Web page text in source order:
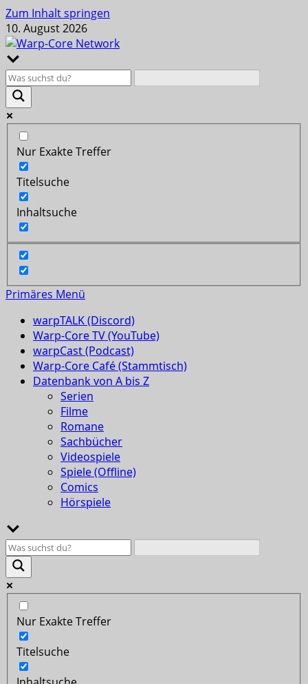
Zum Inhalt springen
10. August 2026
Nur Exakte Treffer
Titelsuche
Inhaltsuche
Primäres Menü
warpTALK (Discord)
Warp-Core TV (YouTube)
warpCast (Podcast)
Warp-Core Café (Stammtisch)
Datenbank von A bis Z
Serien
Filme
Romane
Sachbücher
Videospiele
Spiele (Offline)
Comics
Hörspiele
Nur Exakte Treffer
Titelsuche